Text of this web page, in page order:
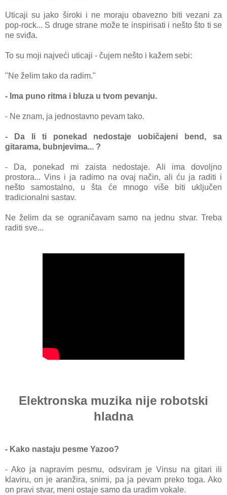
Uticaji su jako široki i ne moraju obavezno biti vezani za
pop-rock... S druge strane može te inspirisati i nešto što ti se
ne sviđa.
To su moji najveći uticaji - čujem nešto i kažem sebi:
"Ne želim tako da radim."
- Ima puno ritma i bluza u tvom pevanju.
- Ne znam, ja jednostavno pevam tako.
- Da li ti ponekad nedostaje uobičajeni bend, sa
gitarama, bubnjevima... ?
- Da, ponekad mi zaista nedostaje. Ali ima dovoljno
prostora... Vins i ja radimo na ovaj način, ali ću ja raditi i
nešto samostalno, u šta će mnogo više biti uključen
tradicionalni sastav.
Ne želim da se ograničavam samo na jednu stvar. Treba
raditi sve...
Elektronska muzika nije robotski
hladna
- Kako nastaju pesme Yazoo?
- Ako ja napravim pesmu, odsviram je Vinsu na gitari ili
klaviru, on je aranžira, snimi, pa ja pevam preko toga. Ako
on pravi stvar, meni ostaje samo da uradim vokale.